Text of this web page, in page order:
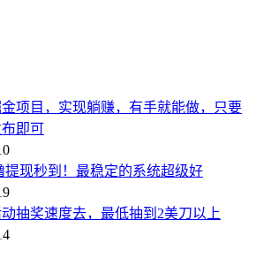
金项目，实现躺赚，有手就能做，只要
即可
提现秒到！最稳定的系统超级好
抽奖速度去，最低抽到2美刀以上